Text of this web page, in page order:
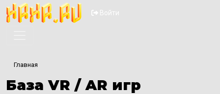
Меню учётной
Войти
Главная
База VR / AR игр